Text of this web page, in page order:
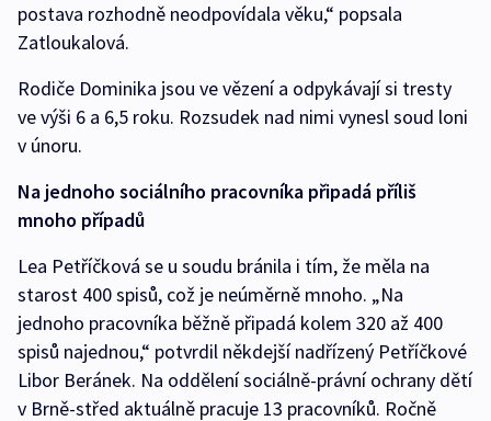
postava rozhodně neodpovídala věku,“ popsala
Zatloukalová.
Rodiče Dominika jsou ve vězení a odpykávají si tresty
ve výši 6 a 6,5 roku. Rozsudek nad nimi vynesl soud loni
v únoru.
Na jednoho sociálního pracovníka připadá příliš
mnoho případů
Lea Petříčková se u soudu bránila i tím, že měla na
starost 400 spisů, což je neúměrně mnoho. „Na
jednoho pracovníka běžně připadá kolem 320 až 400
spisů najednou,“ potvrdil někdejší nadřízený Petříčkové
Libor Beránek. Na oddělení sociálně-právní ochrany dětí
v Brně-střed aktuálně pracuje 13 pracovníků. Ročně